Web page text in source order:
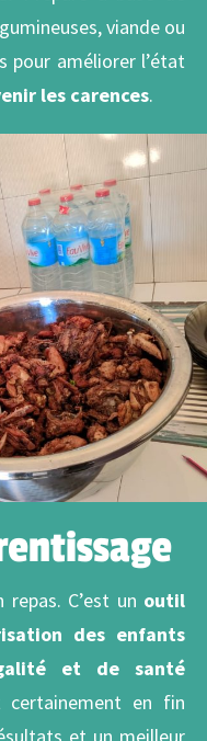
,viande ou
pour améliorer l’état
les carences.
C’est un outil
des enfants
et de santé
certainement en fin